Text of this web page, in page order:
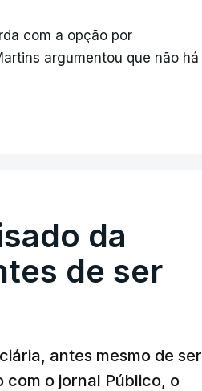
com a opção por
argumentou que não há
da
de ser
antes mesmo de ser
o jornal Público, o